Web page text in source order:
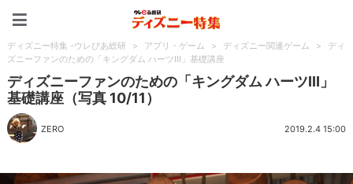
ディズニー特集 -ウレぴあ総研 > アプリ・ゲーム > ディズニー関連ゲーム >
ディ
ズニーファンのための「キングダム ハーツIII」基礎講座
ディズニーファンのための「キングダム ハーツIII」
基礎講座（写真 10/11）
ZERO 2019.2.4 15:00